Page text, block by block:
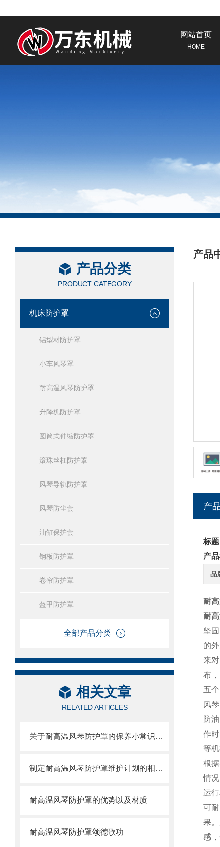
网站首页
HOME
产品分类
PRODUCT CATEGORY
机床防护罩
铝型材防护罩
小车风琴罩
耐高温风琴防护罩
升降机防护罩
圆筒式伸缩防护罩
滚珠丝杠防护罩
风琴导轨防护罩
风琴防尘套
油缸保护套
钢板防护罩
卷帘防护罩
盔甲防护罩
全部产品分类
相关文章
RELATED ARTICLES
关于耐高温风琴防护罩的保养小常识介绍
制定耐高温风琴防护罩维护计划的相关策略
耐高温风琴防护罩的优势以及材质
耐高温风琴防护罩颂德歌功
产品
/
产
标
产
品
耐
耐
坚
的
来
布
五
风
防
作
等
根
情
运
可
果
感